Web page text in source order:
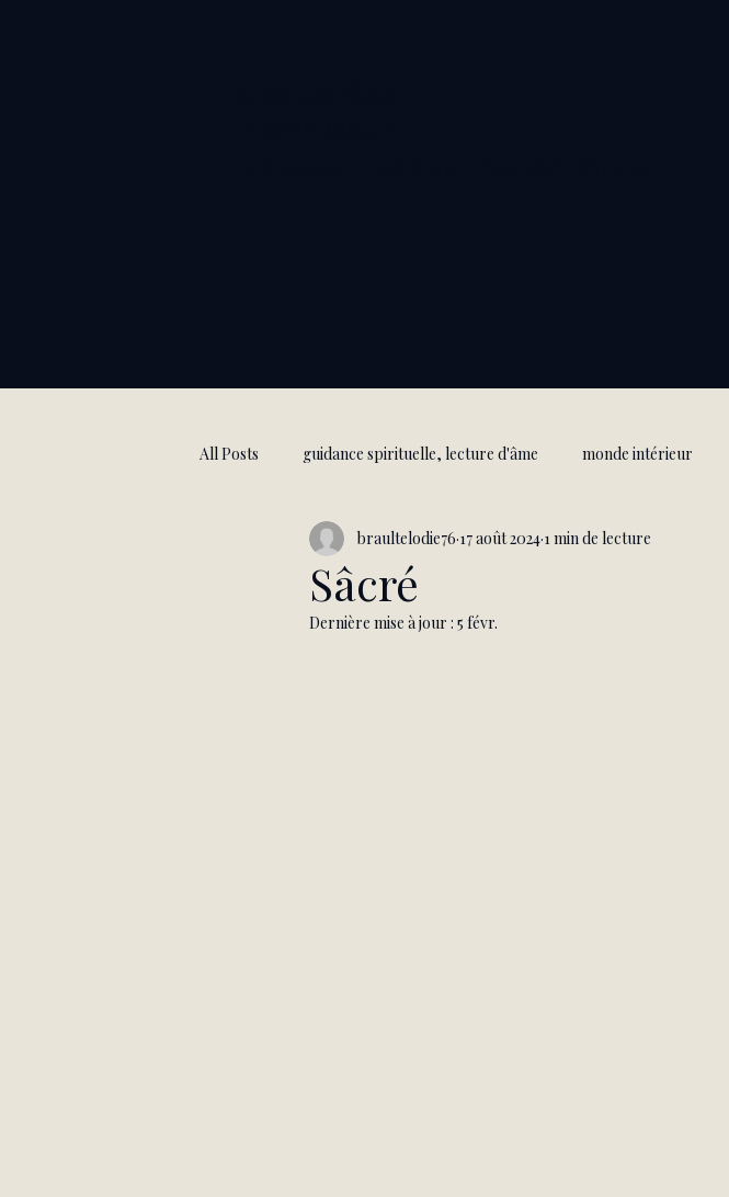
All Posts guidance spirituelle, lecture d'âme monde intérieur
Sâcré
braultelodie76 17 août 2024 1 min de lecture
Dernière mise à jour : 5 févr.